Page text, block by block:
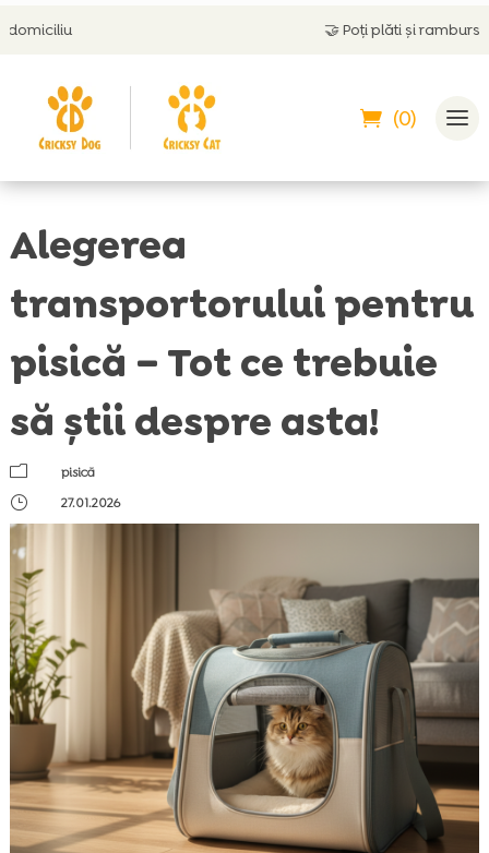
Poți plăti și ramburs
(0)
Alegerea
transportorului pentru
pisică – Tot ce trebuie
să știi despre asta!
m
pisică
}
27.01.2026